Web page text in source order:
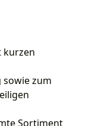
kurzen
zum
Sortiment